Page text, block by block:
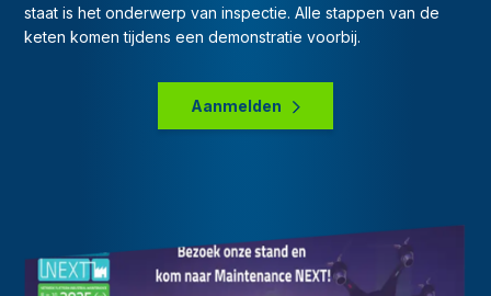
staat is het onderwerp van inspectie. Alle stappen van de
keten komen tijdens een demonstratie voorbij.
Aanmelden